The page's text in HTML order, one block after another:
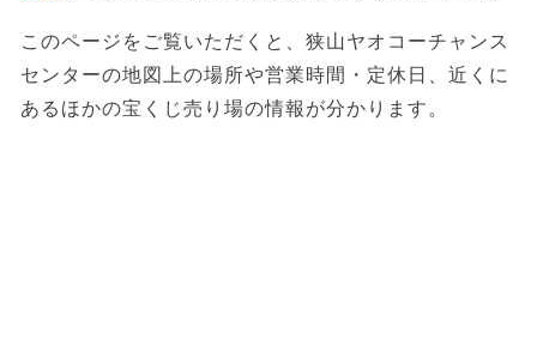
このページをご覧いただくと、狭山ヤオコーチャンス
センターの地図上の場所や営業時間・定休日、近くに
あるほかの宝くじ売り場の情報が分かります。